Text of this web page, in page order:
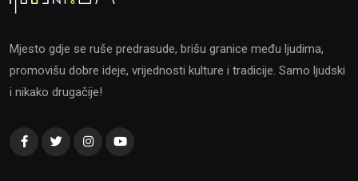
Mjesto gdje se ruše predrasude, brišu granice među ljudima,
promovišu dobre ideje, vrijednosti kulture i tradicije. Samo ljudski
i nikako drugačije!